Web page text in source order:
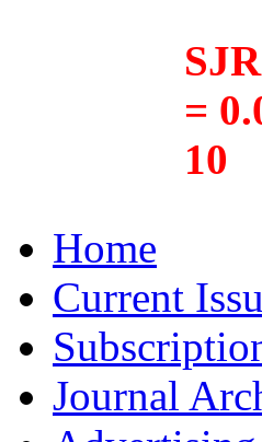
=
10
Home
Current
Journal